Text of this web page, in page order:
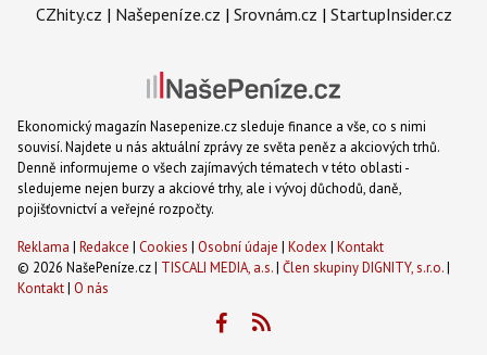
CZhity.cz | Našepeníze.cz | Srovnám.cz | StartupInsider.cz
Ekonomický magazín Nasepenize.cz sleduje finance a vše, co s nimi
souvisí. Najdete u nás aktuální zprávy ze světa peněz a akciových trhů.
Denně informujeme o všech zajímavých tématech v této oblasti -
sledujeme nejen burzy a akciové trhy, ale i vývoj důchodů, daně,
pojišťovnictví a veřejné rozpočty.
Reklama | Redakce | Cookies | Osobní údaje | Kodex | Kontakt
© 2026 NašePeníze.cz | TISCALI MEDIA, a.s.| Člen skupiny DIGNITY, s.r.o.|
Kontakt| O nás